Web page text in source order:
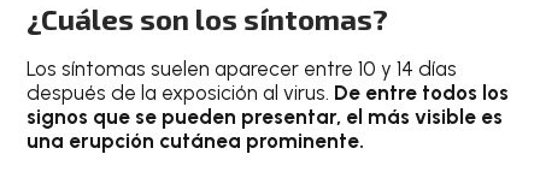
¿Cuáles son los síntomas?
Los síntomas suelen aparecer entre 10 y 14 días
después de la exposición al virus. De entre todos los
signos que se pueden presentar, el más visible es
una erupción cutánea prominente.